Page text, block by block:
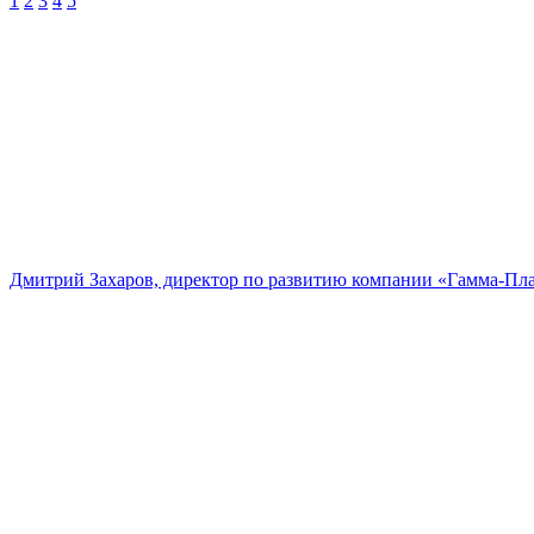
Дмитрий Захаров, директор по развитию компании «Гамма-